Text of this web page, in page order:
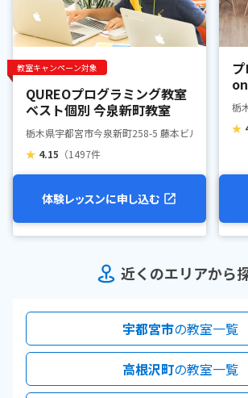
教室キャンペーン対象
QUREOプログラミング教室
ベスト個別 今泉新町教室
栃木県宇都宮市今泉新町258-5 藤本ビル2F南
★ 4.15 （1497件
体験レッスンに申し込む
栃
★
近くのエリアから
宇都宮市の教室一覧
高根沢町の教室一覧